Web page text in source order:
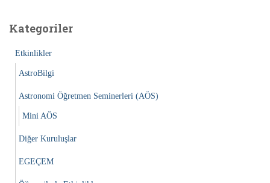
:Kategoriler
Etkinlikler
AstroBilgi
Astronomi Öğretmen Seminerleri (AÖS)
Mini AÖS
Diğer Kuruluşlar
EGEÇEM